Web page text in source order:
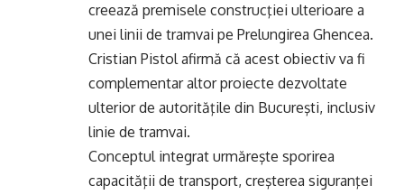
creează premisele construcţiei ulterioare a
unei linii de tramvai pe Prelungirea Ghencea.
Cristian Pistol afirmă că acest obiectiv va fi
complementar altor proiecte dezvoltate
ulterior de autorităţile din Bucureşti, inclusiv
linie de tramvai.
Conceptul integrat urmăreşte sporirea
capacităţii de transport, creşterea siguranţei